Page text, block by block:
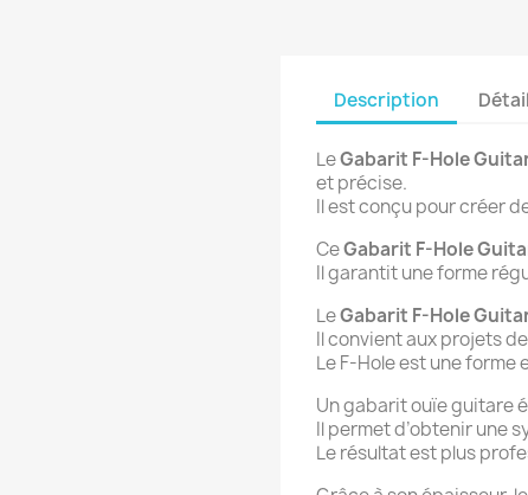
Description
LeGabarit F-Hole
et précise.
Il est conçu pour créer
CeGabarit F-Hole
Il garantit une forme
LeGabarit F-Hole
Il convient aux projets
Le F-Hole est une
Un gabarit ouïe guitare
Il permet d’obtenir une
Le résultat est plus